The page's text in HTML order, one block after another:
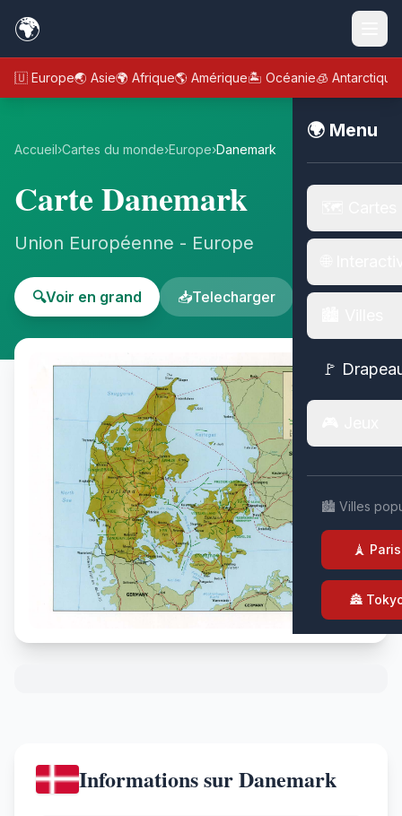
🌍
🇪🇺 Europe🌏 Asie🌍 Afrique🌎 Amérique🏝️ Océanie🧊 Antarctique
🌍 Menu
🚩
🏙️ Villes
🗼 Paris
🏯
Accueil›Cartes du monde›Europe›Danemark
Carte Danemark
Union Européenne - Europe
🔍Voir en grand 📥Telecharger
Informations sur Danemark